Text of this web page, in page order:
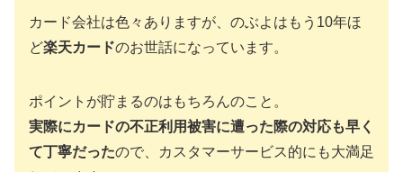
カード会社は色々ありますが、のぶよはもう10年ほ
ど楽天カードのお世話になっています。
ポイントが貯まるのはもちろんのこと。
実際にカードの不正利用被害に遭った際の対応も早く
て丁寧だったので、カスタマーサービス的にも大満足